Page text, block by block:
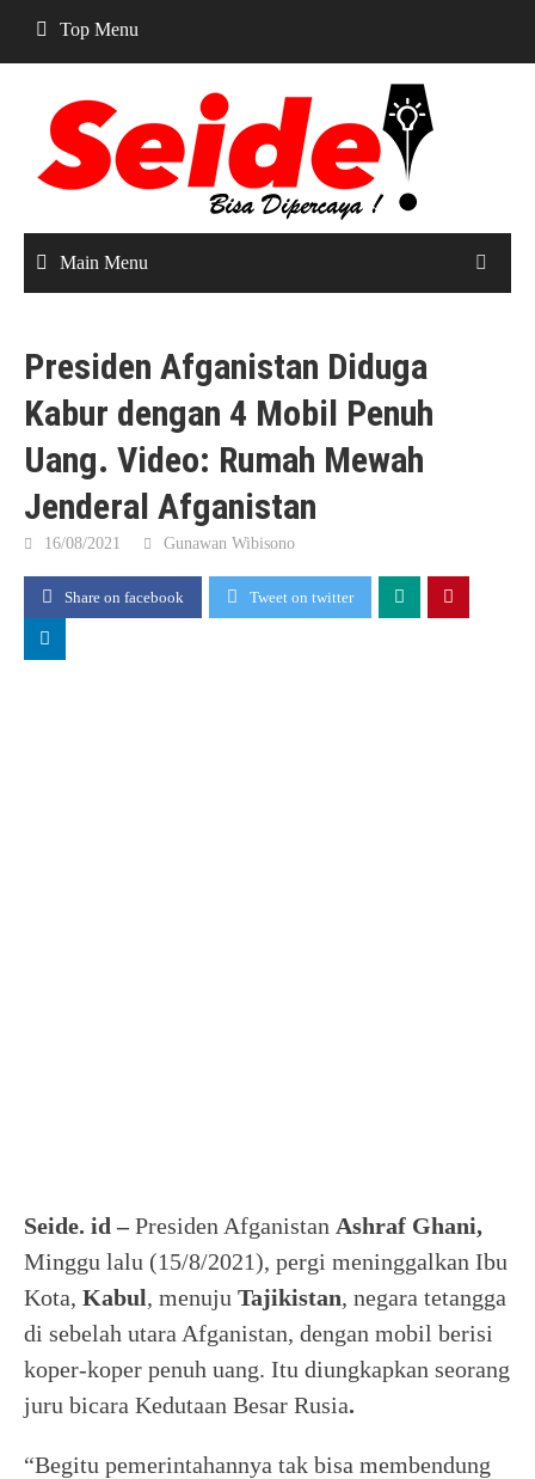
content
Top Menu
Main Menu
Presiden Afganistan Diduga
Kabur dengan 4 Mobil Penuh
Uang. Video: Rumah Mewah
Jenderal Afganistan
16/08/2021 Gunawan Wibisono
Share on facebook Tweet on twitter
Seide. id –Presiden Afganistan Ashraf Ghani,
Minggu lalu (15/8/2021), pergi meninggalkan Ibu
Kota, Kabul, menuju Tajikistan, negara tetangga
di sebelah utara Afganistan, dengan mobil berisi
koper-koper penuh uang. Itu diungkapkan seorang
juru bicara Kedutaan Besar Rusia.
“Begitu pemerintahannya tak bisa membendung